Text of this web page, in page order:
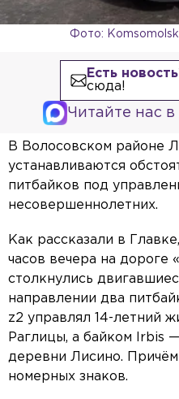
Фото:
Есть
сюда!
Читайте нас
В Волосовском районе
устанавливаются
питбайков под
несовершеннолетних.
Как рассказали в
часов вечера на дороге
столкнулись
направлении два
z2 управлял 14-летний
Раглицы, а байком Irbis
деревни Лисино.
номерных знаков.